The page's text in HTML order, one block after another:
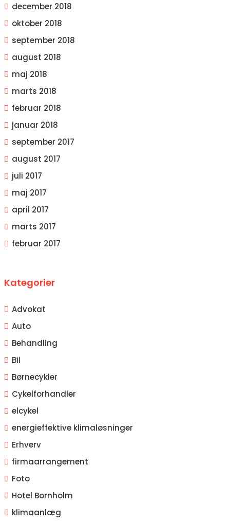
december 2018
oktober 2018
september 2018
august 2018
maj 2018
marts 2018
februar 2018
januar 2018
september 2017
august 2017
juli 2017
maj 2017
april 2017
marts 2017
februar 2017
Kategorier
Advokat
Auto
Behandling
Bil
Børnecykler
Cykelforhandler
elcykel
energieffektive klimaløsninger
Erhverv
firmaarrangement
Foto
Hotel Bornholm
klimaanlæg